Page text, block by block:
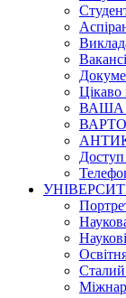
Цікаво
ВАША
Доступ